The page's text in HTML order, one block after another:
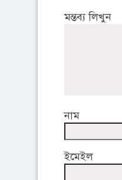
মন্তব্য লিখুন
নাম
ইমেইল